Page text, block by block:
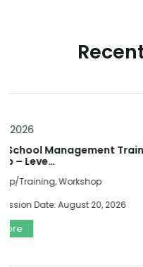
রামকৃষ্ণ মিশন বিদ্যামন্দির
Admission
Last Submission Date: